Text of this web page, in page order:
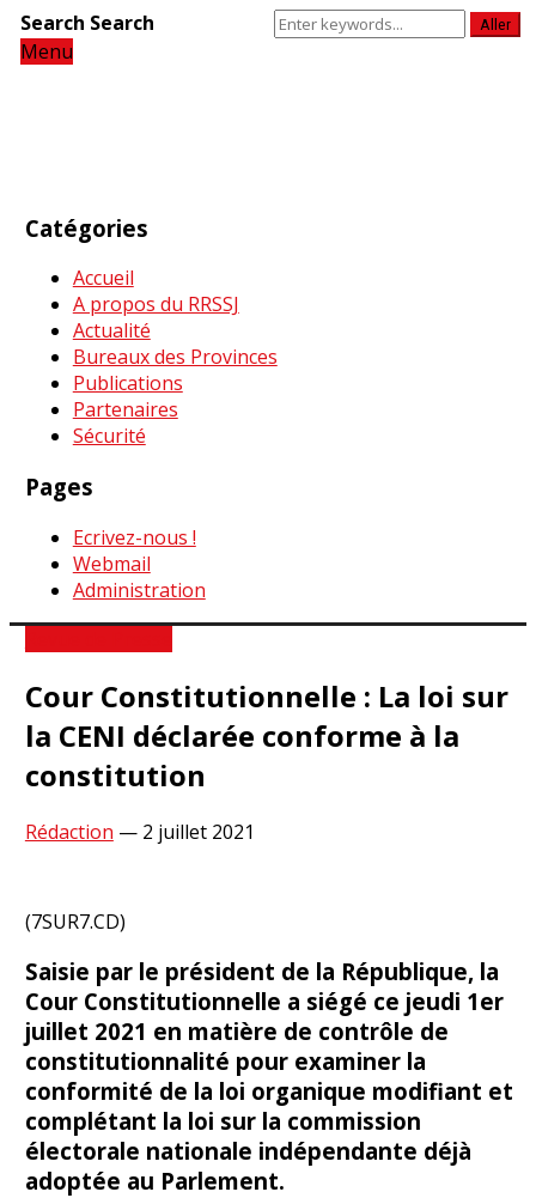
Search Search Aller
Menu
Catégories
Accueil
A propos du RRSSJ
Actualité
Bureaux des Provinces
Publications
Partenaires
Sécurité
Pages
Ecrivez-nous !
Webmail
Administration
Cour Constitutionnelle : La loi sur
la CENI déclarée conforme à la
constitution
Rédaction — 2 juillet 2021
(7SUR7.CD)
Saisie par le président de la République, la
Cour Constitutionnelle a siégé ce jeudi 1er
juillet 2021 en matière de contrôle de
constitutionnalité pour examiner la
conformité de la loi organique modifiant et
complétant la loi sur la commission
électorale nationale indépendante déjà
adoptée au Parlement.